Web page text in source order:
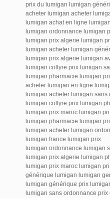
prix du lumigan lumigan
acheter lumigan acheter
lumigan achat en ligne
lumigan ordonnance lumigan
lumigan prix algerie lumigan
lumigan acheter lumigan
lumigan prix algerie lumigan
lumigan collyre prix lumigan
lumigan pharmacie lumigan
acheter lumigan en ligne
lumigan acheter lumigan sans
lumigan collyre prix lumigan
lumigan prix maroc lumigan
lumigan pharmacie lumigan
lumigan acheter lumigan
lumigan france lumigan prix
lumigan ordonnance lumigan
lumigan prix algerie lumigan
lumigan prix maroc lumigan
générique lumigan lumigan
lumigan générique prix
lumigan sans ordonnance prix